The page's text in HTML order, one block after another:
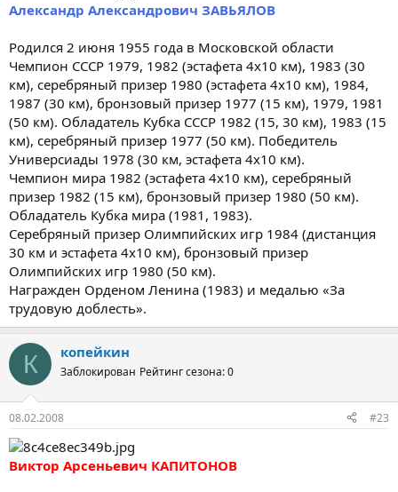
Александр Александрович ЗАВЬЯЛОВ
Родился 2 июня 1955 года в Московской области
Чемпион СССР 1979, 1982 (эстафета 4х10 км), 1983 (30
км), серебряный призер 1980 (эстафета 4х10 км), 1984,
1987 (30 км), бронзовый призер 1977 (15 км), 1979, 1981
(50 км). Обладатель Кубка СССР 1982 (15, 30 км), 1983 (15
км), серебряный призер 1977 (50 км). Победитель
Универсиады 1978 (30 км, эстафета 4х10 км).
Чемпион мира 1982 (эстафета 4х10 км), серебряный
призер 1982 (15 км), бронзовый призер 1980 (50 км).
Обладатель Кубка мира (1981, 1983).
Серебряный призер Олимпийских игр 1984 (дистанция
30 км и эстафета 4х10 км), бронзовый призер
Олимпийских игр 1980 (50 км).
Награжден Орденом Ленина (1983) и медалью «За
трудовую доблесть».
К копейкин
Заблокирован Рейтинг сезона: 0
08.02.2008 #23
Виктор Арсеньевич КАПИТОНОВ